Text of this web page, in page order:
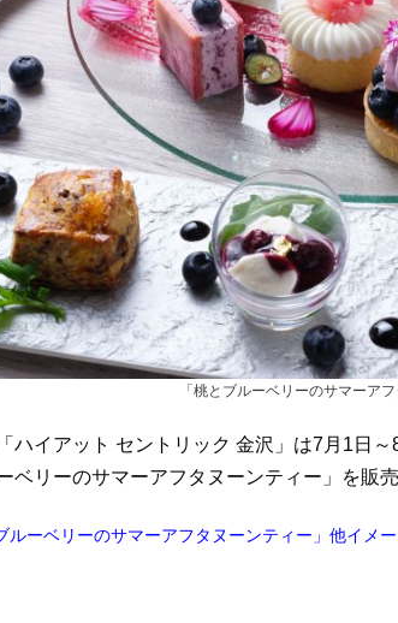
「桃とブルーベリーのサマーア
イアット セントリック 金沢」は7月1日
ベリーのサマーアフタヌーンティー」を販
ルーベリーのサマーアフタヌーンティー」他イメ